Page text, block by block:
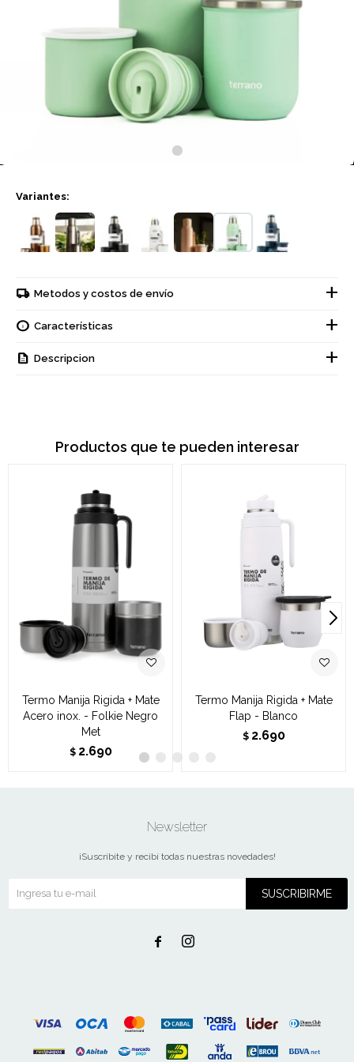
Variantes:
Metodos y costos de envío
Características
Descripcion
Productos que te pueden interesar
Termo Manija Rigida + Mate
Acero inox. - Folkie Negro
Met
$ 2.690
Termo Manija Rigida + Mate
Flap - Blanco
$ 2.690
Newsletter
¡Suscribite y recibí todas nuestras novedades!
SUSCRIBIRME
 